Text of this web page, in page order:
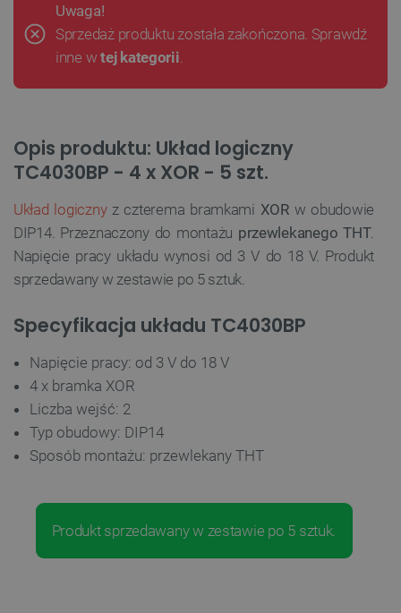
Uwaga!
Sprzedaż produktu została zakończona. Sprawdź
inne wtej kategorii.
Opis produktu: Układ logiczny
TC4030BP - 4 x XOR - 5 szt.
Układ logicznyz czterema bramkami XORw obudowie
DIP14. Przeznaczony do montażu przewlekanego THT.
Napięcie pracy układu wynosi od 3 V do 18 V. Produkt
sprzedawany w zestawie po 5 sztuk.
Specyfikacja układu TC4030BP
Napięcie pracy: od 3 V do 18 V
4 x bramka XOR
Liczba wejść: 2
Typ obudowy: DIP14
Sposób montażu: przewlekany THT
Produkt sprzedawany w zestawie po 5 sztuk.